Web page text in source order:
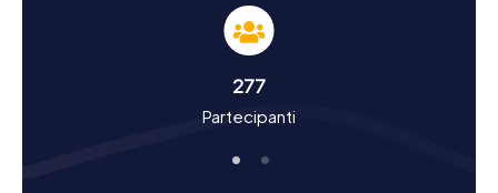
Con le cacce al tesoro di myCityHunt a Exeter, scoprirete
fondata dai Romani intorno al 50 d.C. e fu un importante
centro fortificato. Le mura della città, in parte ancora
fatti interessanti sulla conquista normanna e l'assedio da
277
Partecipanti